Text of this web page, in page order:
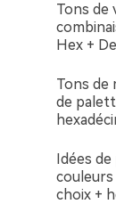
Tons de
Hex +
Tons de
de
Idées
couleurs
choix +